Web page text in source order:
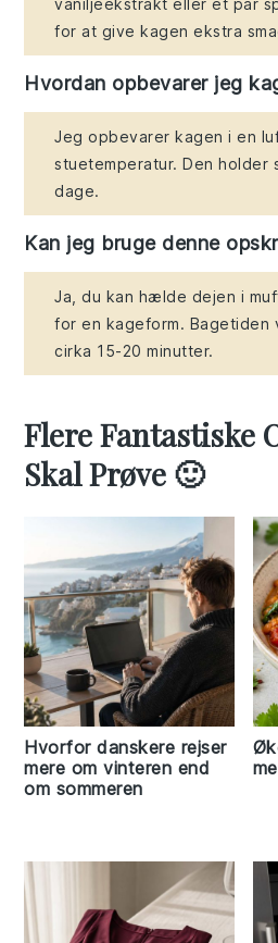
vaniljeekstrakt eller et par
for at give kagen ekstra
Hvordan opbevarer jeg
Jeg opbevarer kagen i en
stuetemperatur. Den holder
dage.
Kan jeg bruge denne
Ja, du kan hælde dejen i
for en kageform. Bagetiden
cirka 15-20 minutter.
Flere Fantastiske
Skal Prøve 🙂
Hvorfor danskere rejser
mere om vinteren end
om sommeren